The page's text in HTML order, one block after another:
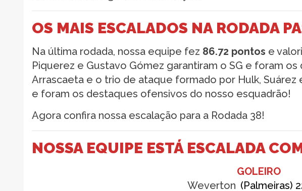
OS MAIS ESCALADOS NA RODADA
Na última rodada, nossa equipe fez 86.72 pontos e
Piquerez e Gustavo Gómez garantiram o SG e foram
Arrascaeta e o trio de ataque formado por Hulk,
e foram os destaques ofensivos do nosso esquadrão!
Agora confira nossa escalação para a Rodada 38!
NOSSA EQUIPE ESTÁ ESCALADA
GOLEIRO
Weverton (Palmeiras)